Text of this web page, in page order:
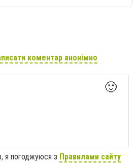
коментар анонімно
🙂
я погоджуюся з Правилами сайту